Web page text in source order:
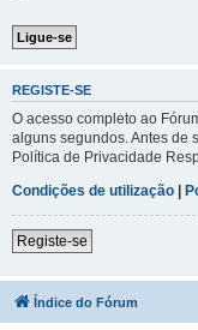
REGISTE-SE
O acesso completo ao
alguns segundos. Antes de
Política de Privacidade
Condições de utilização |
Registe-se
Índice do Fórum